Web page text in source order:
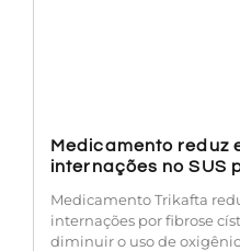
Medicamento reduz
internações no SUS
Medicamento Trikafta
internações por fibrose
diminuir o uso de